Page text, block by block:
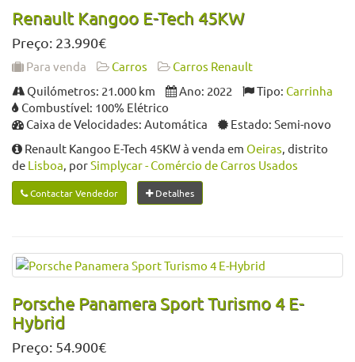
Renault Kangoo E-Tech 45KW
Preço: 23.990€
Para venda Carros
Carros Renault
Quilómetros: 21.000 km
Ano: 2022 Tipo: Carrinha
Combustível: 100% Elétrico
Caixa de Velocidades: Automática
Estado: Semi-novo
Renault Kangoo E-Tech 45KW à venda em Oeiras, distrito
de Lisboa, porSimplycar - Comércio de Carros Usados
Contactar Vendedor Detalhes
Porsche Panamera Sport Turismo 4 E-
Hybrid
Preço: 54.900€